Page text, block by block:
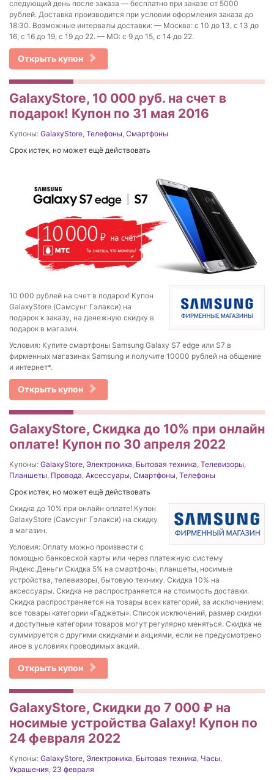
следующий день после заказа — бесплатно при заказе от 5000
рублей. Доставка производится при условии оформления заказа до
18:30. Возможные интервалы доставки: — Москва: с 10 до 13, c 13 до
16, с 16 до 19, с 19 до 22. — МО: с 9 до 15, с 14 до 22.
Открыть купон
GalaxyStore, 10 000 руб. на счет в
подарок! Купон по 31 мая 2016
Купоны: GalaxyStore Телефоны Смартфоны
Срок истек, но может ещё действовать
10 000 рублей на счет в подарок! Купон
GalaxyStore (Самсунг Гэлакси) на
подарок к заказу, на денежную скидку в
подарок в магазин.
Условия: Купите смартфоны Samsung Galaxy S7 edge или S7 в
фирменных магазинах Samsung и получите 10000 рублей на общение
и интернет*.
Открыть купон
GalaxyStore, Скидка до 10% при онлайн
оплате! Купон по 30 апреля 2022
Купоны: GalaxyStore Электроника Бытовая техника Телевизоры
Планшеты Провода Аксессуары Смартфоны Телефоны
Срок истек, но может ещё действовать
Скидка до 10% при онлайн оплате! Купон
GalaxyStore (Самсунг Гэлакси) на скидку
в магазин.
Условия: Оплату можно произвести с
помощью банковской карты или через платежную систему
Яндекс.Деньги Скидка 5% на смартфоны, планшеты, носимые
устройства, телевизоры, бытовую технику. Скидка 10% на
аксессуары. Скидка не распространяется на стоимость доставки.
Скидка распространяется на товары всех категорий, за исключением:
все товары категории «Гаджеты». Список исключений, размер скидки
и доступные категории товаров могут регулярно меняться. Скидка не
суммируется с другими скидками и акциями, если не предусмотрено
иное в условиях проводимых акций.
Открыть купон
GalaxyStore, Скидки до 7 000 ₽ на
носимые устройства Galaxy! Купон по
24 февраля 2022
Купоны: GalaxyStore Электроника Бытовая техника Часы
Украшения 23 февраля